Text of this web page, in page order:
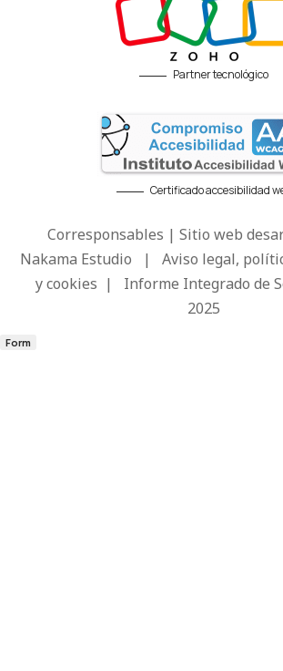
Partner tecnológico
Certificado accesibilidad
Corresponsables | Sitio web
Nakama Estudio | Aviso legal,
y cookies | Informe Integrado de
2025
Form